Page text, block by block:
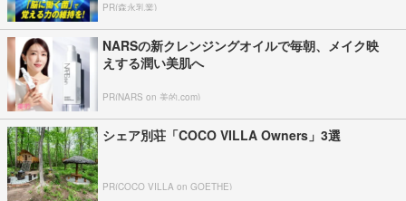
PR(森永乳業)
NARSの新クレンジングオイルで毎朝、メイク映
えする潤い美肌へ
PR(NARS on 美的.com)
シェア別荘「COCO VILLA Owners」3選
PR(COCO VILLA on GOETHE)